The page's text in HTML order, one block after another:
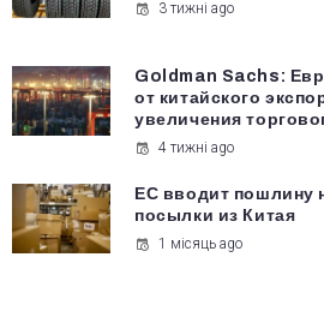
3 тижні ago
Goldman Sachs:
от китайского
увеличения
4 тижні ago
ЕС вводит пошлину
посылки из Китая
1 місяць ago